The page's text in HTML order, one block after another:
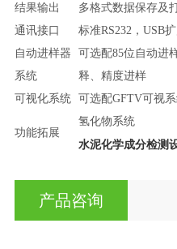
结果输出
多格式数据保存及
通讯接口
标准RS232，USB
自动进样器
系统
可选配85位自动进
释、精度进样
可视化系统
可选配GFTV可视
功能拓展
氢化物系统
水泥化学成分检测
产品咨询